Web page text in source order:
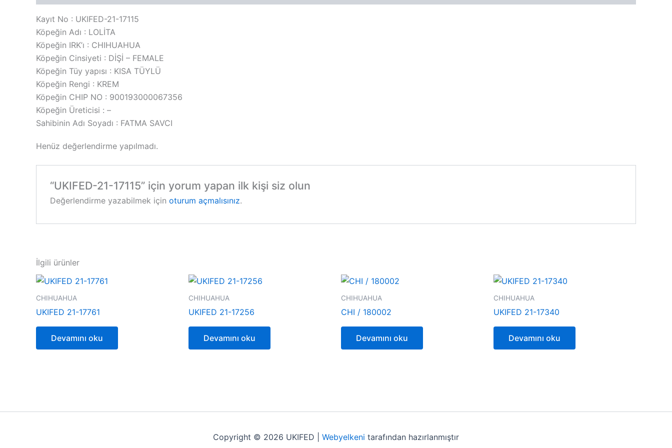
Kayıt No : UKIFED-21-17115
Köpeğin Adı : LOLİTA
Köpeğin IRK’ı : CHIHUAHUA
Köpeğin Cinsiyeti : DİŞİ – FEMALE
Köpeğin Tüy yapısı : KISA TÜYLÜ
Köpeğin Rengi : KREM
Köpeğin CHIP NO : 900193000067356
Köpeğin Üreticisi : –
Sahibinin Adı Soyadı : FATMA SAVCI
Henüz değerlendirme yapılmadı.
“UKIFED-21-17115” için yorum yapan ilk kişi siz olun
Değerlendirme yazabilmek için oturum açmalısınız.
İlgili ürünler
CHIHUAHUA
UKIFED 21-17761
Devamını oku
CHIHUAHUA
UKIFED 21-17256
Devamını oku
CHIHUAHUA
CHI / 180002
Devamını oku
CHIHUAHUA
UKIFED 21-17340
Devamını oku
Copyright © 2026 UKIFED | Webyelkeni tarafından hazırlanmıştır